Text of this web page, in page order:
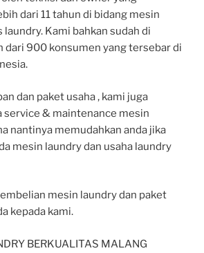
dari 11 tahun di bidang mesin
laundry. Kami bahkan sudah di
dari 900 konsumen yang tersebar di
dan paket usaha , kami juga
service & maintenance mesin
nantinya memudahkan anda jika
mesin laundry dan usaha laundry
mesin laundry dan paket
kepada kami.
BERKUALITAS MALANG